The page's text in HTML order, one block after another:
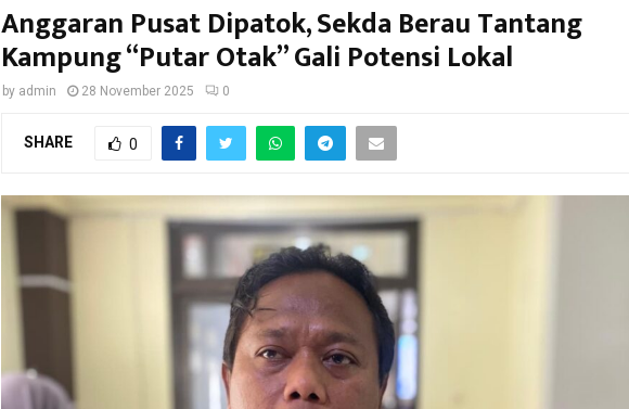
Anggaran Pusat Dipatok, Sekda Berau Tantang
Kampung “Putar Otak” Gali Potensi Lokal
by admin 28 November 2025 0
SHARE 0